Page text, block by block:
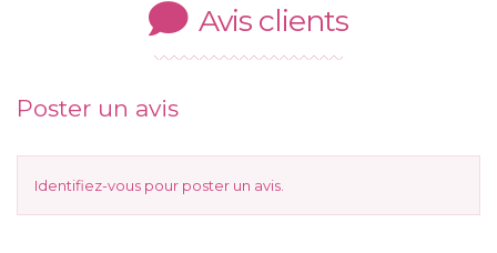
Avis clients
Poster un avis
Identifiez-vous pour poster un avis.